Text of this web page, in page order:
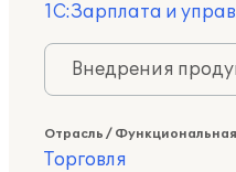
1С:Зарплата и
Внедрения
Отрасль /
Торговля